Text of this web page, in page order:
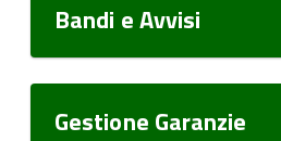
Bandi e Avvisi
Gestione Garanzie